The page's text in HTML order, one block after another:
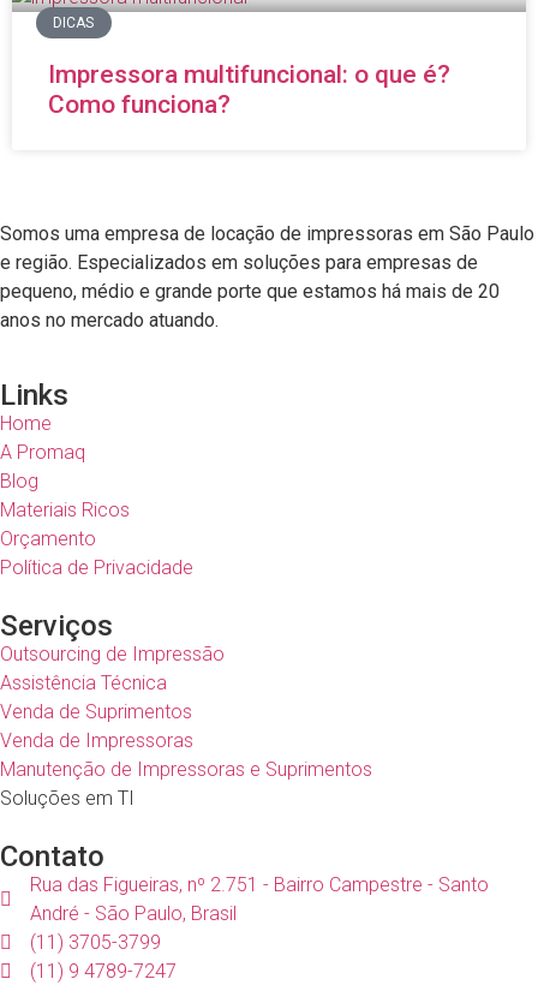
DICAS
Impressora multifuncional: o que é?
Como funciona?
Somos uma empresa de locação de impressoras em São Paulo
e região. Especializados em soluções para empresas de
pequeno, médio e grande porte que estamos há mais de 20
anos no mercado atuando.
Links
Home
A Promaq
Blog
Materiais Ricos
Orçamento
Política de Privacidade
Serviços
Outsourcing de Impressão
Assistência Técnica
Venda de Suprimentos
Venda de Impressoras
Manutenção de Impressoras e Suprimentos
Soluções em TI
Contato
Rua das Figueiras, nº 2.751 - Bairro Campestre - Santo
André - São Paulo, Brasil
(11) 3705-3799
(11) 9 4789-7247